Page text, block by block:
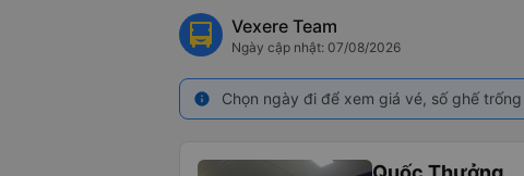
Vexere Team
Ngày cập nhật: 07/08/2026
info Chọn ngày đi để xem giá vé, số ghế